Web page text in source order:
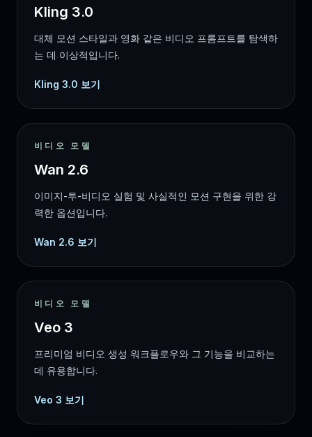
Kling 3.0
대체 모션 스타일과 영화 같은 비디오 프롬프트를 탐색하
는 데 이상적입니다.
Kling 3.0 보기
비디오 모델
Wan 2.6
이미지-투-비디오 실험 및 사실적인 모션 구현을 위한 강
력한 옵션입니다.
Wan 2.6 보기
비디오 모델
Veo 3
프리미엄 비디오 생성 워크플로우와 그 기능을 비교하는
데 유용합니다.
Veo 3 보기